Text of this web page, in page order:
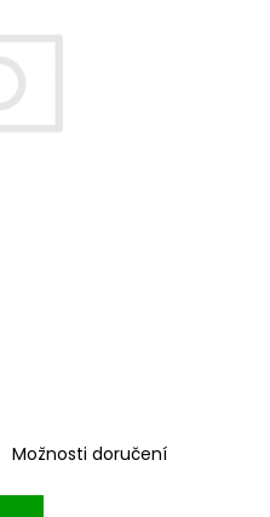
Možnosti doručení